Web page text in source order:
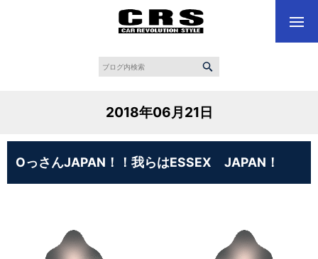
2018年06月21日
OっさんJAPAN！！我らはESSEX JAPAN！